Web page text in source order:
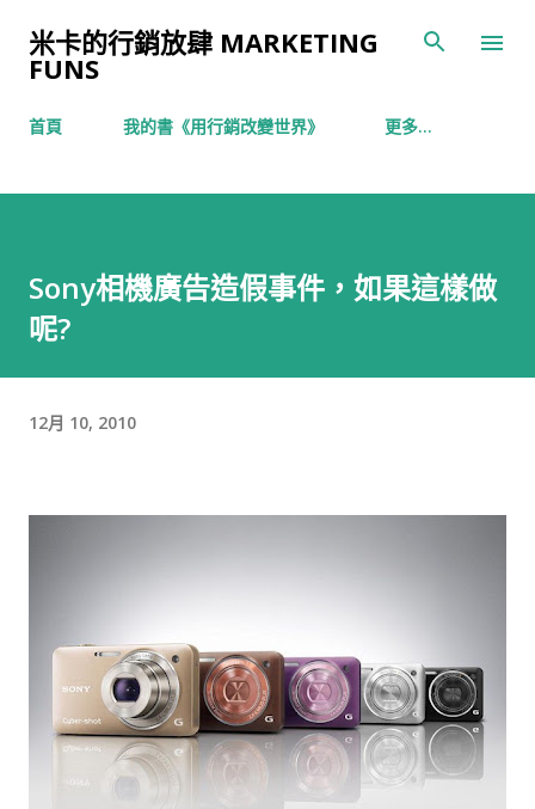
米卡的行銷放肆 MARKETING
FUNS
首頁 我的書《用行銷改變世界》 更多…
Sony相機廣告造假事件，如果這樣做
呢?
12月 10, 2010